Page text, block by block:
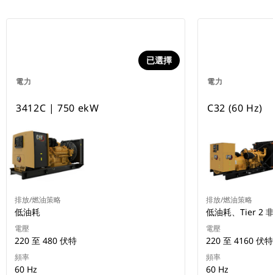
電力
已選擇
3412C | 750 ekW
排放/燃油策略
低油耗
電壓
220 至 480 伏特
頻率
60 Hz
電力
C32 (60 Hz)
排放/燃油策略
低油耗、Tier 2
電壓
220 至 4160 伏特
頻率
60 Hz